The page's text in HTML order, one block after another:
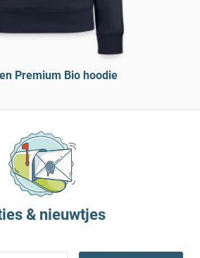
Premium Bio hoodie
& nieuwtjes